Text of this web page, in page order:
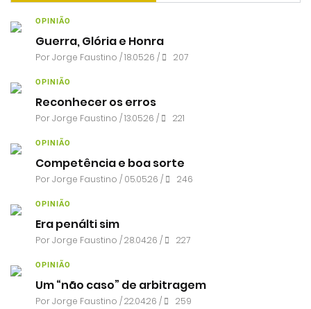
OPINIÃO
Guerra, Glória e Honra
PorJorge Faustino / 18.05.26 / 207
OPINIÃO
Reconhecer os erros
PorJorge Faustino / 13.05.26 / 221
OPINIÃO
Competência e boa sorte
PorJorge Faustino / 05.05.26 / 246
OPINIÃO
Era penálti sim
PorJorge Faustino / 28.04.26 / 227
OPINIÃO
Um “não caso” de arbitragem
PorJorge Faustino / 22.04.26 / 259